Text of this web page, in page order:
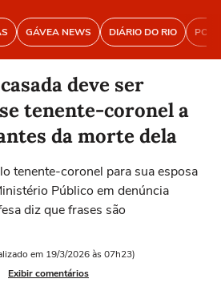
GÁVEA NEWS DIÁRIO DO RIO
deve ser
tenente-coronel a
da morte dela
tenente-coronel para sua esposa
Público em denúncia
diz que frases são
em 19/3/2026 às 07h23)
Exibir comentários